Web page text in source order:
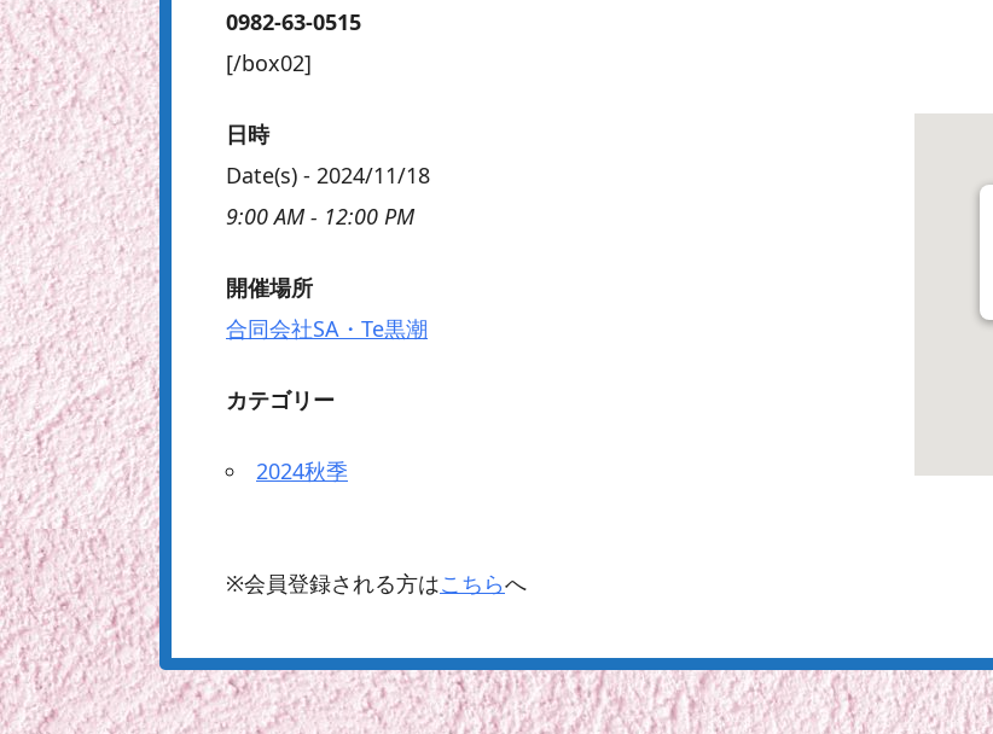
0982-63-0515
[/box02]
日時
Date(s) - 2024/11/18
9:00 AM - 12:00 PM
開催場所
合同会社SA・Te黒潮
カテゴリー
2024秋季
※会員登録される方はこちらへ